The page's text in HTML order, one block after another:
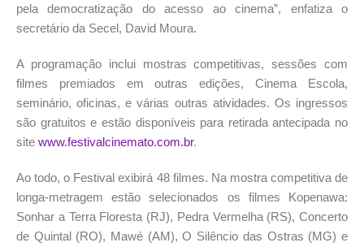
pela democratização do acesso ao cinema”, enfatiza o
secretário da Secel, David Moura.
A programação inclui mostras competitivas, sessões com
filmes premiados em outras edições, Cinema Escola,
seminário, oficinas, e várias outras atividades. Os ingressos
são gratuitos e estão disponíveis para retirada antecipada no
site www.festivalcinemato.com.br.
Ao todo, o Festival exibirá 48 filmes. Na mostra competitiva de
longa-metragem estão selecionados os filmes Kopenawa:
Sonhar a Terra Floresta (RJ), Pedra Vermelha (RS), Concerto
de Quintal (RO), Mawé (AM), O Silêncio das Ostras (MG) e